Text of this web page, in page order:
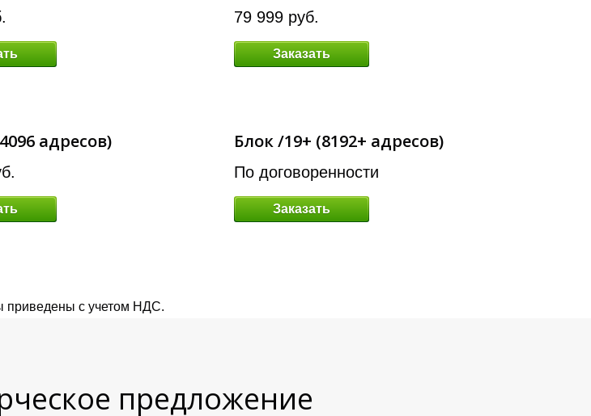
79 999 руб.
Заказать
адресов) Блок /19+ (8192+ адресов)
По договоренности
Заказать
приведены с учетом НДС.
предложение